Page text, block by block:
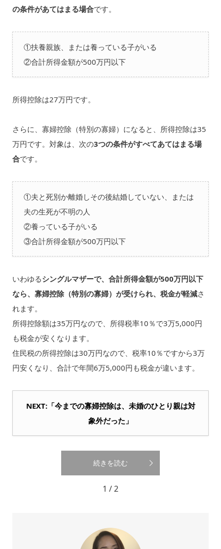
の条件があてはまる場合です。
①扶養親族、または養っている子がいる
②合計所得金額が500万円以下
所得控除は27万円です。
さらに、寡婦控除（特別の寡婦）になると、所得控除は35
万円です。対象は、次の3つの条件がすべてあてはまる場
合です。
①夫と死別か離婚しその後結婚していない、または
夫の生死が不明の人
②養っている子がいる
③合計所得金額が500万円以下
いわゆるシングルマザーで、合計所得金額が500万円以下
なら、寡婦控除（特別の寡婦）が受けられ、税金が軽減さ
れます。
所得控除額は35万円なので、所得税率10％で3万5,000円
も税金が安くなります。
住民税の所得控除は30万円なので、税率10％ですから3万
円安くなり、合計で年間6万5,000円も税金が違います。
NEXT:「今までの寡婦控除は、未婚のひとり親は対
象外だった」
続きを読む
1 / 2